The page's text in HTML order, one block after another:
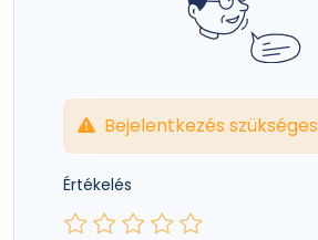
Bejelentkezés szükséges
Értékelés